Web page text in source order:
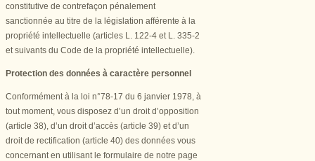
constitutive de contrefaçon pénalement
sanctionnée au titre de la législation afférente à la
propriété intellectuelle (articles L. 122-4 et L. 335-2
et suivants du Code de la propriété intellectuelle).
Protection des données à caractère personnel
Conformément à la loi n°78-17 du 6 janvier 1978, à
tout moment, vous disposez d’un droit d’opposition
(article 38), d’un droit d’accès (article 39) et d’un
droit de rectification (article 40) des données vous
concernant en utilisant le formulaire de notre page